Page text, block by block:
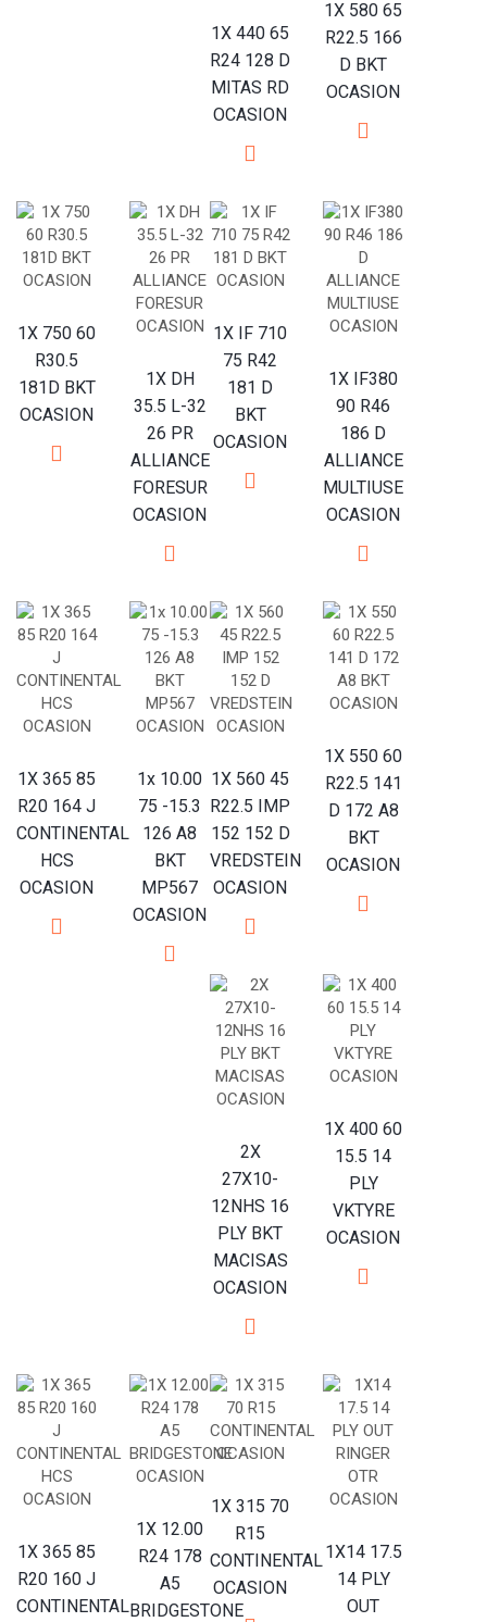
1X 440 65
R24 128 D
MITAS RD
OCASION
1X 580 65
R22.5 166
D BKT
OCASION
1X 750 60
R30.5
181D BKT
OCASION
1X DH
35.5 L-32
26 PR
ALLIANCE
FORESUR
OCASION
1X IF 710
75 R42
181 D
BKT
OCASION
1X IF380
90 R46
186 D
ALLIANCE
MULTIUSE
OCASION
1X 365 85
R20 164 J
CONTINENTAL
HCS
OCASION
1x 10.00
75 -15.3
126 A8
BKT
MP567
OCASION
1X 560 45
R22.5 IMP
152 152 D
VREDSTEIN
OCASION
1X 550 60
R22.5 141
D 172 A8
BKT
OCASION
2X
27X10-
12NHS 16
PLY BKT
MACISAS
OCASION
1X 400 60
15.5 14
PLY
VKTYRE
OCASION
1X 365 85
R20 160 J
CONTINENTAL
1X 12.00
R24 178
A5
BRIDGESTONE
1X 315 70
R15
CONTINENTAL
OCASION
1X14 17.5
14 PLY
OUT